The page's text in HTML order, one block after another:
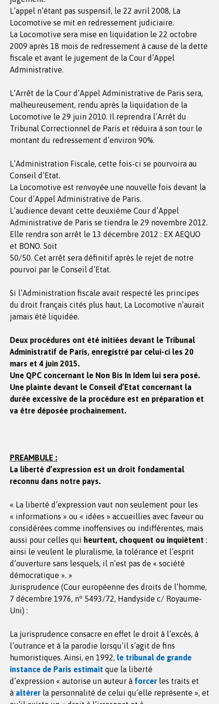
L’appel n’étant pas suspensif, le 22 avril 2008, La
Locomotive se mit en redressement judiciaire.
La Locomotive sera mise en liquidation le 22 octobre
2009 après 18 mois de redressement à cause de la dette
fiscale et avant le jugement de la Cour d’Appel
Administrative.
L’Arrêt de la Cour d’Appel Administrative de Paris sera,
malheureusement, rendu après la liquidation de la
Locomotive le 29 juin 2010. Il reprendra l’Arrêt du
Tribunal Correctionnel de Paris et réduira à son tour le
montant du redressement d’environ 90%.
L’Administration Fiscale, cette fois-ci se pourvoira au
Conseil d’Etat.
La Locomotive est renvoyée une nouvelle fois devant la
Cour d’Appel Administrative de Paris.
L’audience devant cette deuxième Cour d’Appel
Administrative de Paris se tiendra le 29 novembre 2012.
Elle rendra son arrêt le 13 décembre 2012 : EX AEQUO
et BONO. Soit
50/50. Cet arrêt sera définitif après le rejet de notre
pourvoi par le Conseil d’Etat.
Si l’Administration fiscale avait respecté les principes
du droit français cités plus haut, La Locomotive n’aurait
jamais été liquidée.
Deux procédures ont été initiées devant le Tribunal
Administratif de Paris, enregistré par celui-ci les 20
mars et 4 juin 2015.
Une QPC concernant le Non Bis In Idem lui sera posé.
Une plainte devant le Conseil d’Etat concernant la
durée excessive de la procédure est en préparation et
va être déposée prochainement.
PREAMBULE :
La liberté d’expression est un droit fondamental
reconnu dans notre pays.
« La liberté d’expression vaut non seulement pour les
« informations » ou « idées » accueillies avec faveur ou
considérées comme inoffensives ou indifférentes, mais
aussi pour celles qui heurtent, choquent ou inquiètent :
ainsi le veulent le pluralisme, la tolérance et l’esprit
d’ouverture sans lesquels, il n’est pas de « société
démocratique ». »
Jurisprudence (Cour européenne des droits de l’homme,
7 décembre 1976, no 5493/72, Handyside c/ Royaume-
Uni) :
La jurisprudence consacre en effet le droit à l’excès, à
l’outrance et à la parodie lorsqu’il s’agit de fins
humoristiques. Ainsi, en 1992, le tribunal de grande
instance de Paris estimait que la liberté
d’expression « autorise un auteur à forcer les traits et
à altérer la personnalité de celui qu’elle représente », et